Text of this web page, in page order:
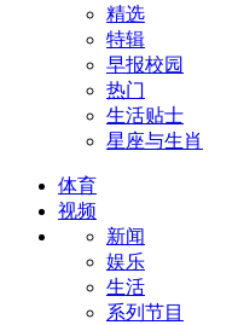
精选
特辑
早报校园
热门
生活贴士
星座与生肖
体育
视频
新闻
娱乐
生活
系列节目